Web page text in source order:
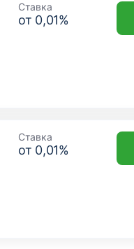
Ставка
от 0,01%
Ставка
от 0,01%